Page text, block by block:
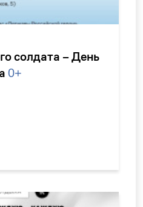
солдата – День
0+